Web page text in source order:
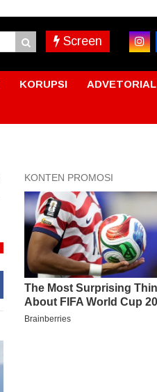
Screen
KORUPSI ADVETORIAL